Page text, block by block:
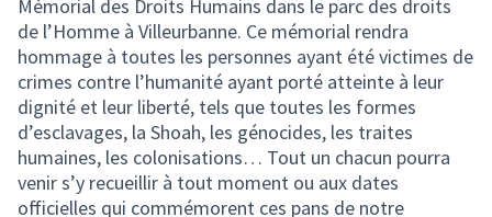
Mémorial des Droits Humains dans le parc des droits
de l’Homme à Villeurbanne. Ce mémorial rendra
hommage à toutes les personnes ayant été victimes de
crimes contre l’humanité ayant porté atteinte à leur
dignité et leur liberté, tels que toutes les formes
d’esclavages, la Shoah, les génocides, les traites
humaines, les colonisations… Tout un chacun pourra
venir s’y recueillir à tout moment ou aux dates
officielles qui commémorent ces pans de notre